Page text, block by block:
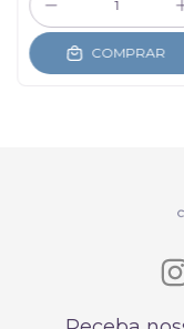
COMPRAR